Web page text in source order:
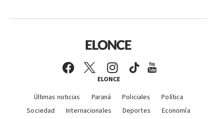
ELONCE
Últimas noticias Paraná Policiales
Política
Sociedad
Internacionales Deportes
Economía